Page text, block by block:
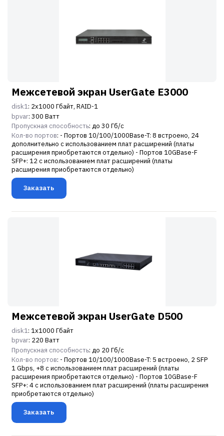
Межсетевой экран UserGate E3000
disk1: 2х1000 Гбайт, RAID-1
bpvar: 300 Ватт
Пропускная способность: до 30 Гб/c
Кол-во портов: - Портов 10/100/1000Base-T: 8 встроено, 24
дополнительно с использованием плат расширений (платы
расширения приобретаются отдельно) - Портов 10GBase-F
SFP+: 12 с использованием плат расширений (платы
расширения приобретаются отдельно)
Заказать
Межсетевой экран UserGate D500
disk1: 1х1000 Гбайт
bpvar: 220 Ватт
Пропускная способность: до 20 Гб/c
Кол-во портов: - Портов 10/100/1000Base-T: 5 встроено, 2 SFP
1 Gbps, +8 с использованием плат расширений (платы
расширения приобретаются отдельно) - Портов 10GBase-F
SFP+: 4 с использованием плат расширений (платы расширения
приобретаются отдельно)
Заказать